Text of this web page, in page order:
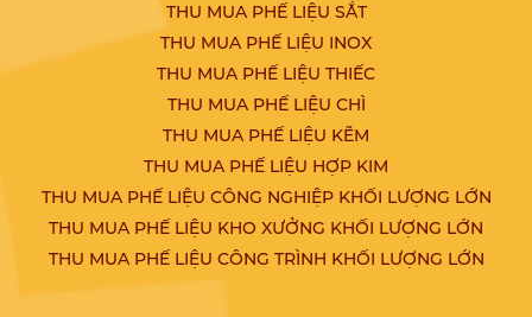
THU MUA PHẾ LIỆU SẮT
THU MUA PHẾ LIỆU INOX
THU MUA PHẾ LIỆU THIẾC
THU MUA PHẾ LIỆU CHÌ
THU MUA PHẾ LIỆU KẼM
THU MUA PHẾ LIỆU HỢP KIM
THU MUA PHẾ LIỆU CÔNG NGHIỆP KHỐI LƯỢNG LỚN
THU MUA PHẾ LIỆU KHO XƯỞNG KHỐI LƯỢNG LỚN
THU MUA PHẾ LIỆU CÔNG TRÌNH KHỐI LƯỢNG LỚN